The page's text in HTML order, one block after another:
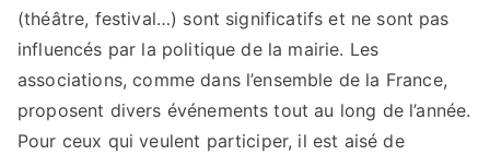
(théâtre, festival…) sont significatifs et ne sont pas
influencés par la politique de la mairie. Les
associations, comme dans l’ensemble de la France,
proposent divers événements tout au long de l’année.
Pour ceux qui veulent participer, il est aisé de